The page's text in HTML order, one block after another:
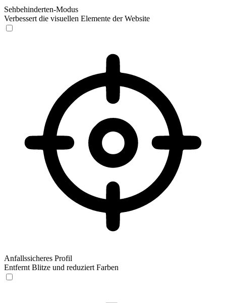
Sehbehinderten-Modus
Verbessert die visuellen Elemente der Website
Anfallssicheres Profil
Entfernt Blitze und reduziert Farben